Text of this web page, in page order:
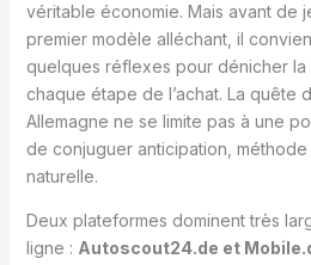
véritable économie. Mais avant de
premier modèle alléchant, il
quelques réflexes pour dénicher
chaque étape de l’achat. La quête
Allemagne ne se limite pas à une
de conjuguer anticipation,
naturelle.
Deux plateformes dominent très
ligne : Autoscout24.de et